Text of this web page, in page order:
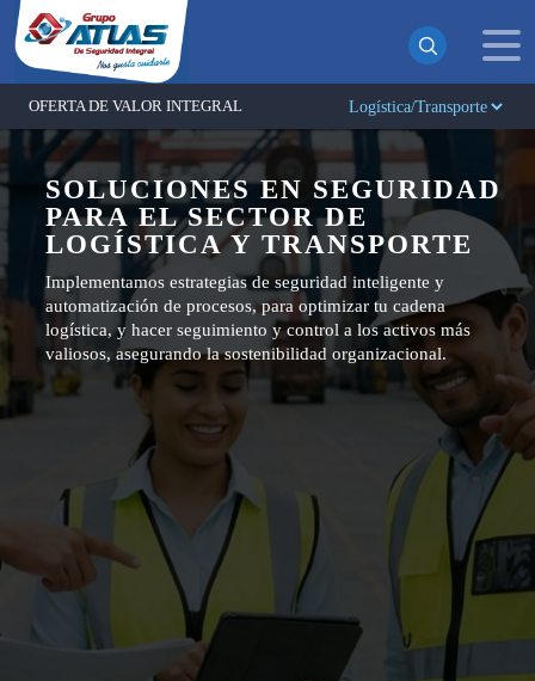
OFERTA DE VALOR INTEGRAL
SOLUCIONES EN SEGURIDAD
PARA EL SECTOR DE
LOGÍSTICA Y TRANSPORTE
Implementamos estrategias de seguridad inteligente y
automatización de procesos, para optimizar tu cadena
logística, y hacer seguimiento y control a los activos más
valiosos, asegurando la sostenibilidad organizacional.
¡Suscrito exitosamente!
Ahora recibirás todas nuestras actualizaciones y noticias
directamente en tu bandeja de entrada. ¡No te pierdas
ninguna novedad!
Continuar